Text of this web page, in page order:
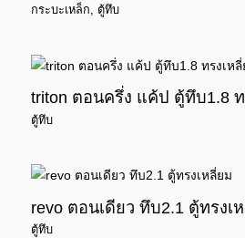
กระบะเหล็ก ตู้ทึบ
triton ตอนครึ่ง แค้ป ตู้ทึบ1.8
ตู้ทึบ
revo ตอนเดียว ทึบ2.1 ตู้ทรงเ
ตู้ทึบ